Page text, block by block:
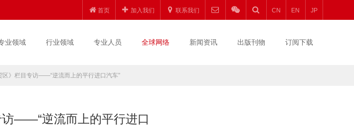
首页 加入我们 联系我们 CN EN JP
业领域 行业领域 专业人员 全球网络 新闻资讯 出版刊物 订阅下载
区》栏目专访——“逆流而上的平行进口汽车”
访——“逆流而上的平行进口